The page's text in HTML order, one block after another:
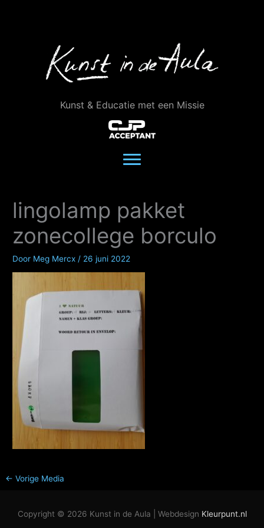
Kunst & Educatie met een Missie
lingolamp pakket
zonecollege borculo
Door Meg Mercx / 26 juni 2022
← Vorige Media
Copyright © 2026 Kunst in de Aula | Webdesign Kleurpunt.nl